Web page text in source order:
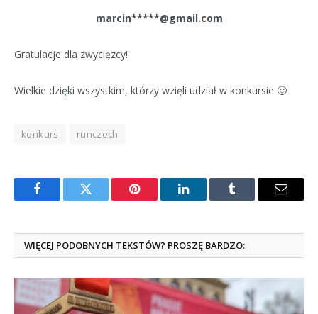
marcin*****@gmail.com
Gratulacje dla zwycięzcy!
Wielkie dzięki wszystkim, którzy wzięli udział w konkursie 🙂
konkurs runczech
FacebookTwitter Pinterest LinkedInTumblr Email
WIĘCEJ PODOBNYCH TEKSTÓW? PROSZĘ BARDZO: